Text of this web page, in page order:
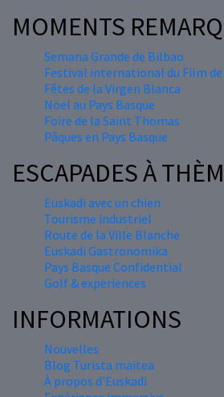
MOMENTS
Semana Grande de Bilbao
Festival international du Film
Fêtes de la Virgen Blanca
Nöel au Pays Basque
Foire de la Saint Thomas
Pâques en Pays Basque
ESCAPADES À
Euskadi avec un chien
Tourisme industriel
Route de la Ville Blanche
Euskadi Gastronomika
Pays Basque Confidential
Golf & experiences
INFORMATIONS
Nouvelles
Blog Turista maitea
À propos d'Euskadi